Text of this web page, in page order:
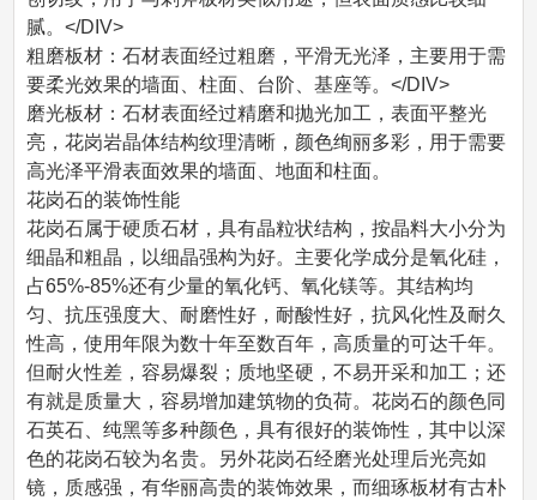
腻。</DIV>
粗磨板材：石材表面经过粗磨，平滑无光泽，主要用于需
要柔光效果的墙面、柱面、台阶、基座等。</DIV>
磨光板材：石材表面经过精磨和抛光加工，表面平整光
亮，花岗岩晶体结构纹理清晰，颜色绚丽多彩，用于需要
高光泽平滑表面效果的墙面、地面和柱面。
花岗石的装饰性能
花岗石属于硬质石材，具有晶粒状结构，按晶料大小分为
细晶和粗晶，以细晶强构为好。主要化学成分是氧化硅，
占65%-85%还有少量的氧化钙、氧化镁等。其结构均
匀、抗压强度大、耐磨性好，耐酸性好，抗风化性及耐久
性高，使用年限为数十年至数百年，高质量的可达千年。
但耐火性差，容易爆裂；质地坚硬，不易开采和加工；还
有就是质量大，容易增加建筑物的负荷。花岗石的颜色同
石英石、纯黑等多种颜色，具有很好的装饰性，其中以深
色的花岗石较为名贵。另外花岗石经磨光处理后光亮如
镜，质感强，有华丽高贵的装饰效果，而细琢板材有古朴